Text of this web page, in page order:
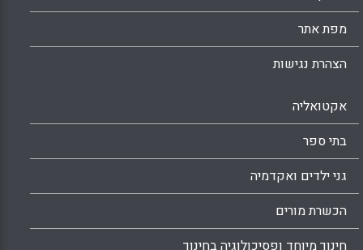
מפת אתר
הצהרת נגישות
אקטואליה
בתי ספר
גני ילדים ואקדמיה
הכשרת מורים
חינוך מיוחד ופסיכולוגיה בחינוך